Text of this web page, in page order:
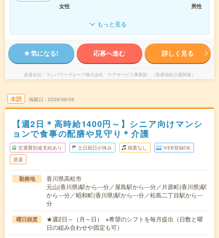
女性
男性
もっと見る
気になる! 応募へ進む 詳しく見る
派遣会社 マンパワーグループ株式会社 ケアサービス事業部 （医療福祉介護関連）
未読 掲載日 2026/08/06
【週2日＊高時給1400円～】シニア向けマンシ
ョンで食事の配膳や見守り＊介護
交通費別途支給あり 土日祝日が休み 残業なし WEB登録OK
派遣
勤務地
香川県高松市
元山(香川県)駅から---分／屋島駅から---分／片原町(香川県)駅
から---分／昭和町(香川県)駅から---分／松島二丁目駅から---
分
曜日頻度
★週2日～（月～日） ※希望のシフトを毎月提出（日数と曜
日の組み合わせや固定も可）